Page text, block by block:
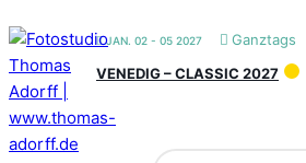
JAN. 02 - 05 2027
Ganztags
VENEDIG – CLASSIC 2027